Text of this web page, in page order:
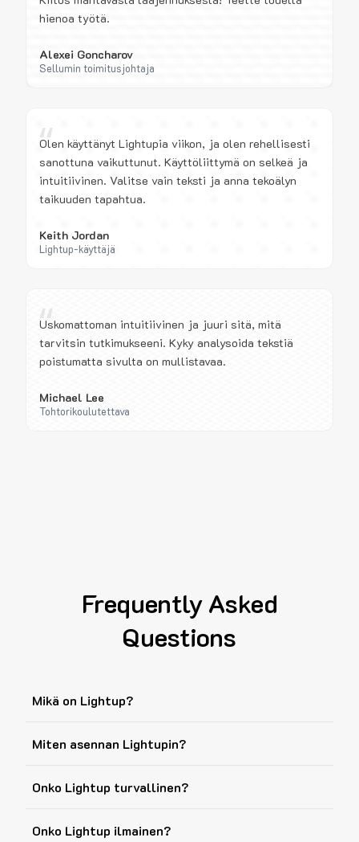
hienoa työtä.
Alexei Goncharov
Sellumin toimitusjohtaja
“
Olen käyttänyt Lightupia viikon, ja olen rehellisesti
sanottuna vaikuttunut. Käyttöliittymä on selkeä ja
intuitiivinen. Valitse vain teksti ja anna tekoälyn
taikuuden tapahtua.
Keith Jordan
Lightup-käyttäjä
“
Uskomattoman intuitiivinen ja juuri sitä, mitä
tarvitsin tutkimukseeni. Kyky analysoida tekstiä
poistumatta sivulta on mullistavaa.
Michael Lee
Tohtorikoulutettava
Frequently Asked
Questions
Mikä on Lightup?
Miten asennan Lightupin?
Onko Lightup turvallinen?
Onko Lightup ilmainen?